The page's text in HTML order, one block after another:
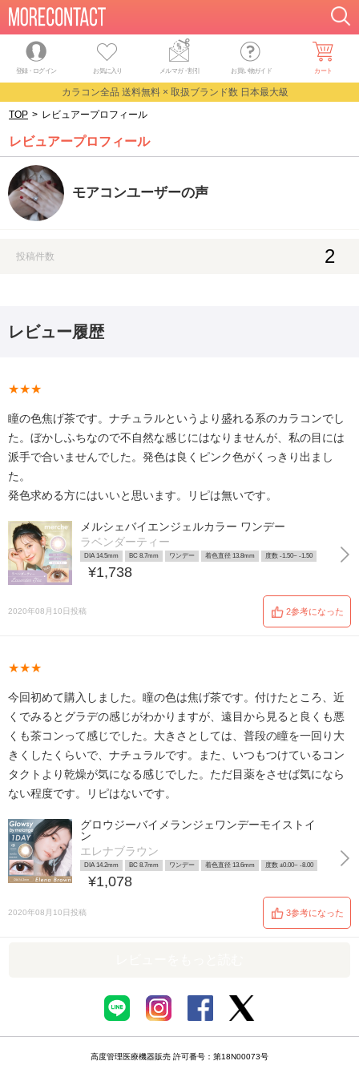
登録・ログイン お気に入り メルマガ・割引 お買い物ガイド カート
カラコン全品 送料無料 × 取扱ブランド数 日本最大級
TOP > レビュアープロフィール
レビュアープロフィール
モアコンユーザーの声
投稿件数 2
レビュー履歴
★★★
瞳の色焦げ茶です。ナチュラルというより盛れる系のカラコンでし
た。ぼかしふちなので不自然な感じにはなりませんが、私の目には
派手で合いませんでした。発色は良くピンク色がくっきり出まし
た。
発色求める方にはいいと思います。リピは無いです。
メルシェバイエンジェルカラー ワンデー
ラベンダーティー
DIA 14.5mm BC 8.7mm ワンデー 着色直径 13.8mm 度数 -1.50~ -1.50
¥1,738
2020年08月10日投稿 2参考になった
★★★
今回初めて購入しました。瞳の色は焦げ茶です。付けたところ、近
くでみるとグラデの感じがわかりますが、遠目から見ると良くも悪
くも茶コンって感じでした。大きさとしては、普段の瞳を一回り大
きくしたくらいで、ナチュラルです。また、いつもつけているコン
タクトより乾燥が気になる感じでした。ただ目薬をさせば気になら
ない程度です。リピはないです。
グロウジーバイメランジェワンデーモイストイ
ン
エレナブラウン
DIA 14.2mm BC 8.7mm ワンデー 着色直径 13.6mm 度数 ±0.00~ -8.00
¥1,078
2020年08月10日投稿 3参考になった
高度管理医療機器販売 許可番号：第18N00073号